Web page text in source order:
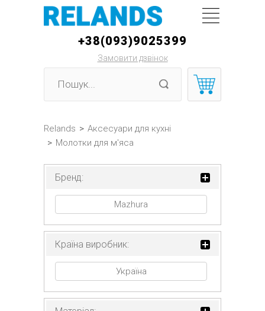
+38(093)9025399
Замовити дзвінок
Relands > Аксесуари для кухні
> Молотки для м'яса
Бренд:
Mazhura
Країна виробник:
Україна